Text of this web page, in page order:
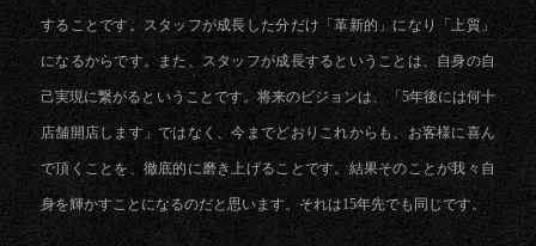
することです。スタッフが成長した分だけ「革新的」になり「上質」
になるからです。また、スタッフが成長するということは、自身の自
己実現に繋がるということです。将来のビジョンは、「5年後には何十
店舗開店します」ではなく、今までどおりこれからも、お客様に喜ん
で頂くことを、徹底的に磨き上げることです。結果そのことが我々自
身を輝かすことになるのだと思います。それは15年先でも同じです。